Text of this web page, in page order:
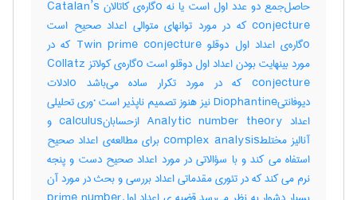
حاصل‌جمع دو عدد اول است یا نه oگاره‌ی کاتالان Catalan’s
conjecture که در مورد توانهای متوالی اعداد صحیح است
oگاره‌ی اعداد اول دوقلو Twin prime conjecture که در
مورد بینهایت بودن اعداد اول دوقلو است oگاره‌ی کولاتز Collatz
conjecture که در مورد تکرار ساده می‌باشد oادلات
دیوفانتیDiophantine نیز هنوز تصمیم ناپذیر است ·وری تحلیلی
اعداد Analytic number theory ازحسابانcalculus و
آنالیز مختلطcomplex analysis برای مطالعه‌ی اعداد صحیح
استفاه می کند و با سؤالاتی در مورد اعداد صحیح دست و پنجه
نرم می کند که در تئوری مقدماتی اعداد بررسی و بحث در مورد آن